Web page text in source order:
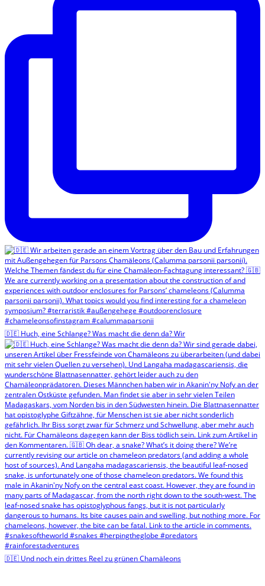
🇩🇪 Huch, eine Schlange? Was macht die denn da? Wir
🇩🇪 Und noch ein drittes Reel zu grünen Chamäleons